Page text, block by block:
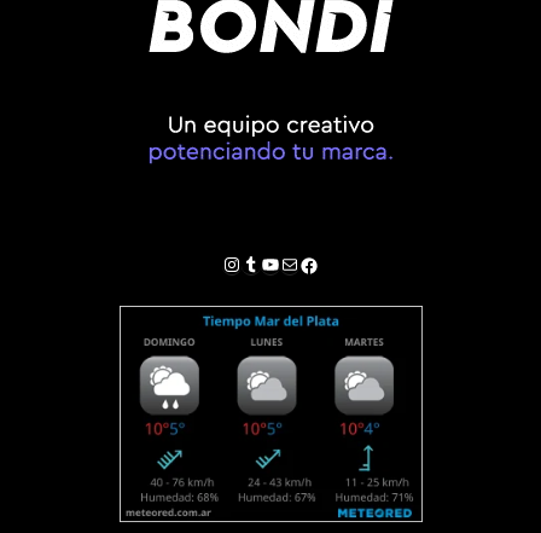
Instagram
Tumblr
YouTube
Correo electrónico
Facebook